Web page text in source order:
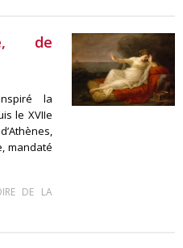
de
la
le XVIIe
mandaté
DE LA